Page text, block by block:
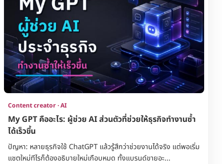
Content creator · AI
My GPT คืออะไร: ผู้ช่วย AI ส่วนตัวที่ช่วยให้ธุรกิจทำงานซ้ำ
ได้เร็วขึ้น
ปัญหา: หลายธุรกิจใช้ ChatGPT แล้วรู้สึกว่าช่วยงานได้จริง แต่พอเริ่ม
แชตใหม่ทีไรก็ต้องอธิบายใหม่เกือบหมด ทั้งแบรนด์ขายอะ...